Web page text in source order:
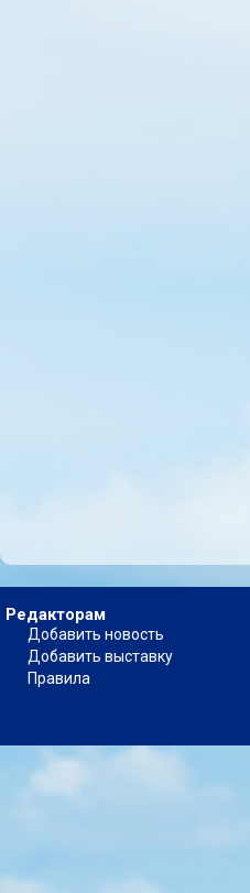
Редакторам
Добавить новость
Добавить выставку
Правила